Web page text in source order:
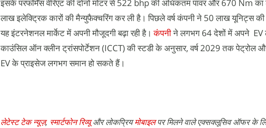
इसके परफॉर्मेंस वेरिएंट की दोनों मोटर से 522 bhp की अधिकतम पावर और 670 Nm का
लाख इलेक्ट्रिक कारों की मैन्युफैक्चरिंग कर ली है। पिछले वर्ष कंपनी ने 50 लाख यूनिट्स की
यह इंटरनेशनल मार्केट में अपनी मौजूदगी बढ़ा रही है।कंपनीने लगभग 64 देशों में अपने EV
काउंसिल ऑन क्लीन ट्रांसपोर्टेशन (ICCT) की स्टडी के अनुसार, वर्ष 2029 तक पेट्रोल
EV के प्राइसेज लगभग समान हो सकते हैं।
लेटेस्ट टेक न्यूज़, स्मार्टफोन रिव्यूऔर लोकप्रियमोबाइलपर मिलने वाले एक्सक्लूसिव ऑफर के